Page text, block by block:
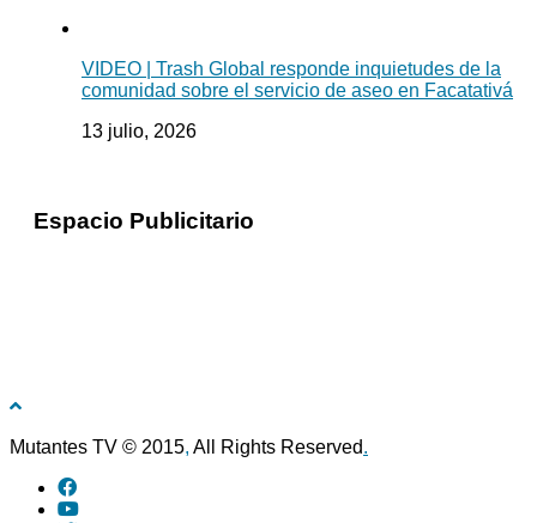
VIDEO | Trash Global responde inquietudes de la
comunidad sobre el servicio de aseo en Facatativá
13 julio, 2026
Espacio Publicitario
Mutantes TV © 2015, All Rights Reserved.